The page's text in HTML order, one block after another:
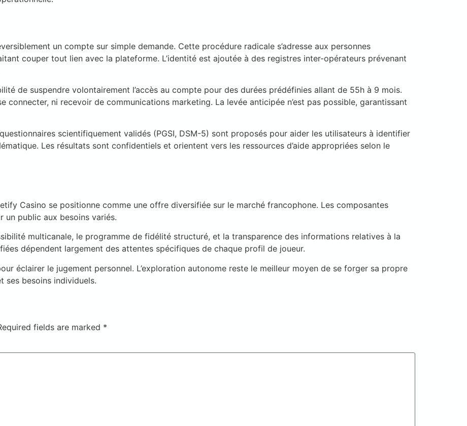
un compte sur simple demande. Cette procédure radicale s’adresse aux personnes
couper tout lien avec la plateforme. L’identité est ajoutée à des registres inter-opérateurs prévenant
de suspendre volontairement l’accès au compte pour des durées prédéfinies allant de 55h à 9 mois.
connecter, ni recevoir de communications marketing. La levée anticipée n’est pas possible, garantissant
scientifiquement validés (PGSI, DSM-5) sont proposés pour aider les utilisateurs à identifier
Les résultats sont confidentiels et orientent vers les ressources d’aide appropriées selon le
Casino se positionne comme une offre diversifiée sur le marché francophone. Les composantes
un public aux besoins variés.
multicanale, le programme de fidélité structuré, et la transparence des informations relatives à la
dépendent largement des attentes spécifiques de chaque profil de joueur.
éclairer le jugement personnel. L’exploration autonome reste le meilleur moyen de se forger sa propre
ses besoins individuels.
fields are marked *